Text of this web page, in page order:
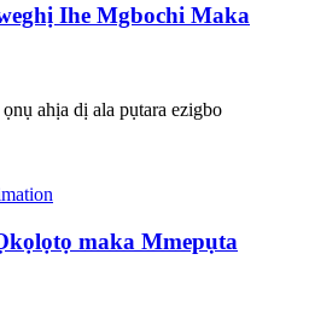
Ihe Mgbochi Maka
ahịa dị ala pụtara ezigbo
maka Mmepụta